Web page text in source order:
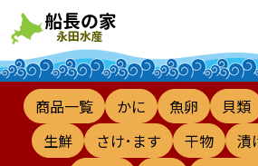
商品一覧 かに 魚卵 貝類
生鮮
さけ･ます 干物 漬